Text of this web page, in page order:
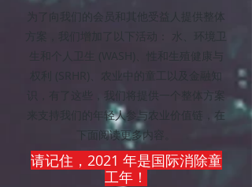
为了向我们的会员和其他受益人提供整体
方案，我们增加了以下活动： 水、环境卫
生和个人卫生 (WASH)、性和生殖健康与
权利 (SRHR)、农业中的童工以及金融知
识，有了这些，我们将提供一个整体方案
来支持我们的年轻人参与农业价值链，在
下面阅读更多内容。
请记住，2021 年是国际消除童
工年！